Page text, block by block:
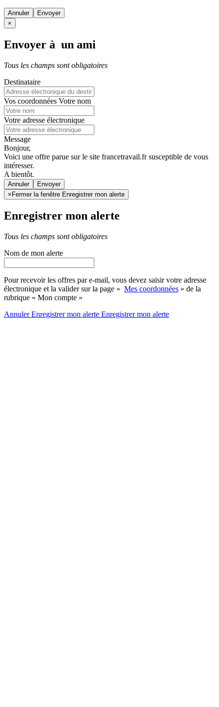
Annuler
×
Envoyer à un ami
Tous les champs sont obligatoires
Destinataire
Vos coordonnées Votre nom
Votre adresse électronique
Message
Bonjour,
Voici une offre parue sur le site francetravail.fr susceptible de vous
intéresser.
A bientôt.
Annuler
× Fermer la fenêtre Enregistrer mon alerte
Enregistrer mon alerte
Tous les champs sont obligatoires
Nom de mon alerte
Pour recevoir les offres par e-mail, vous devez saisir votre adresse
électronique et la valider sur la page « Mes coordonnées » de la
rubrique « Mon compte »
AnnulerEnregistrer mon alerte Enregistrermon alerte